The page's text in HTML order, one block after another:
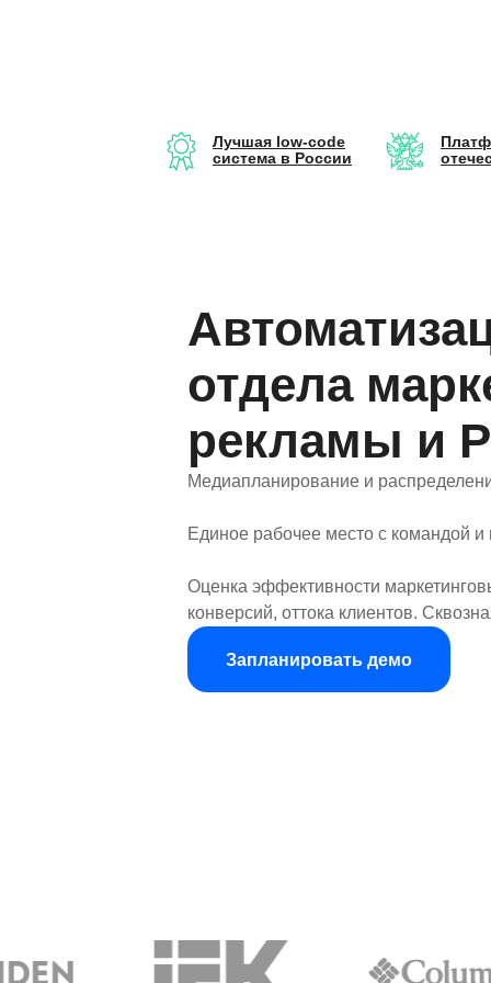
Лучшая low-code
система в России
отдела
рекламы и
Медиапланирование и
Единое рабочее место с командой и
Оценка эффективности
конверсий, оттока клиентов.
Запланировать демо